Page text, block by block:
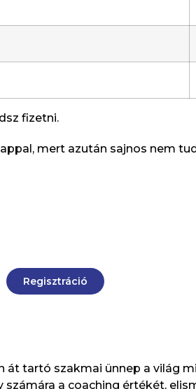
fizetni.
mert azután sajnos nem
Regisztráció
tartó szakmai ünnep a világ
a coaching értékét,